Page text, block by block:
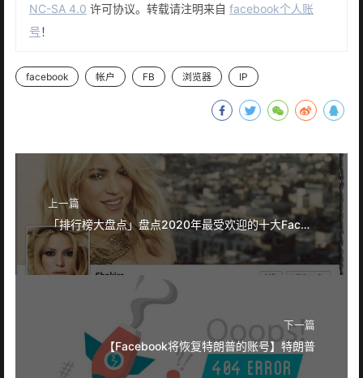
NC-SA 4.0 许可协议。转载请注明来自 facebook个人账
号！
facebook 帐户 FB 浏览器 IP
上一篇
「排行榜大盘点」盘点2020年最受欢迎的十大Facebook账号
下一篇
【Facebook将恢复特朗普的账号】特朗普